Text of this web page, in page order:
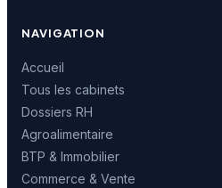
NAVIGATION
Accueil
Tous les cabinets
Dossiers RH
Agroalimentaire
BTP & Immobilier
Commerce & Vente